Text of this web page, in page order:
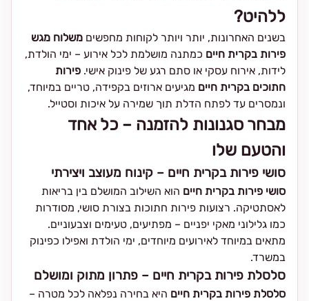
ללהיט?
בשנים האחרונות, יותר ויותר לקוחות מחפשים משלוח מגש
פירות בקרית חיים כמתנה מושלמת לכל אירוע – ימי הולדת,
לידות, אירוח עסקי או סתם רגע של פינוק אישי. פירות
חתוכים בקרית חיים מגיעים ארוזים בקפידה, טריים במיוחד,
ונמסרים עד לפתח הדלת תוך שמירה על איכות וסטייל.
מבחר סגנונות להזמנה – כל אחד
והטעם שלו
סושי פירות בקרית חיים – קינוח מעוצב ויצירתי
סושי פירות בקרית חיים הוא השילוב המושלם בין בריאות
לאסתטיקה. רצועות פירות חתוכות בצורת סושי, מסודרות
כמו גלילוני מאקי יפניים – מפתיעים, טעימים וצבעוניים.
מתאים במיוחד לאירועים מיוחדים, ימי הולדת ואפילו כפינוק
במשרד.
סלסלת פירות בקרית חיים – פתרון מתוק ומושלם
סלסלת פירות בקרית חיים היא בחירה נפלאה לכל מטרה –